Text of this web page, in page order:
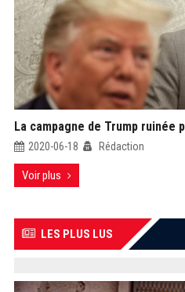
La campagne de Trump ruinée
2020-06-18 Rédaction
Voir plus
LES PLUS LUS